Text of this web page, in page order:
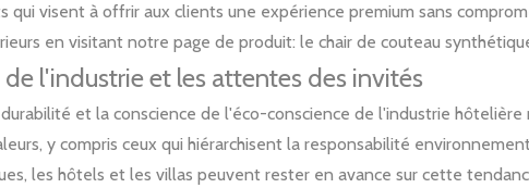
qui visent à offrir aux clients une expérience premium sans
en visitant notre page de produit: le chair de couteau
l'industrie et les attentes des invités
et la conscience de l'éco-conscience de l'industrie
y compris ceux qui hiérarchisent la responsabilité
les hôtels et les villas peuvent rester en avance sur cette